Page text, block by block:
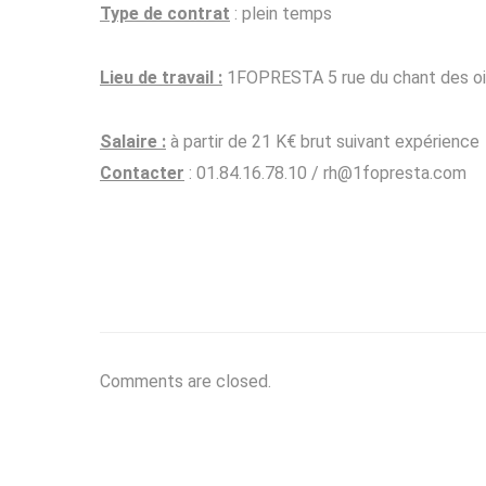
Type de contrat : plein temps
Lieu de travail : 1FOPRESTA 5 rue du chant des
Salaire : à partir de 21 K€ brut suivant expérience
Contacter : 01.84.16.78.10 / rh@1fopresta.com
Comments are closed.